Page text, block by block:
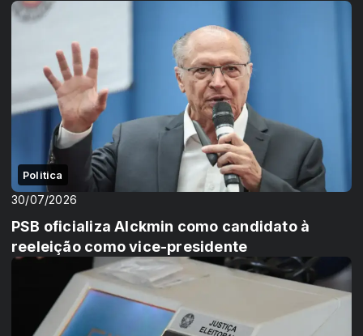
Politica
30/07/2026
PSB oficializa Alckmin como candidato à
reeleição como vice-presidente